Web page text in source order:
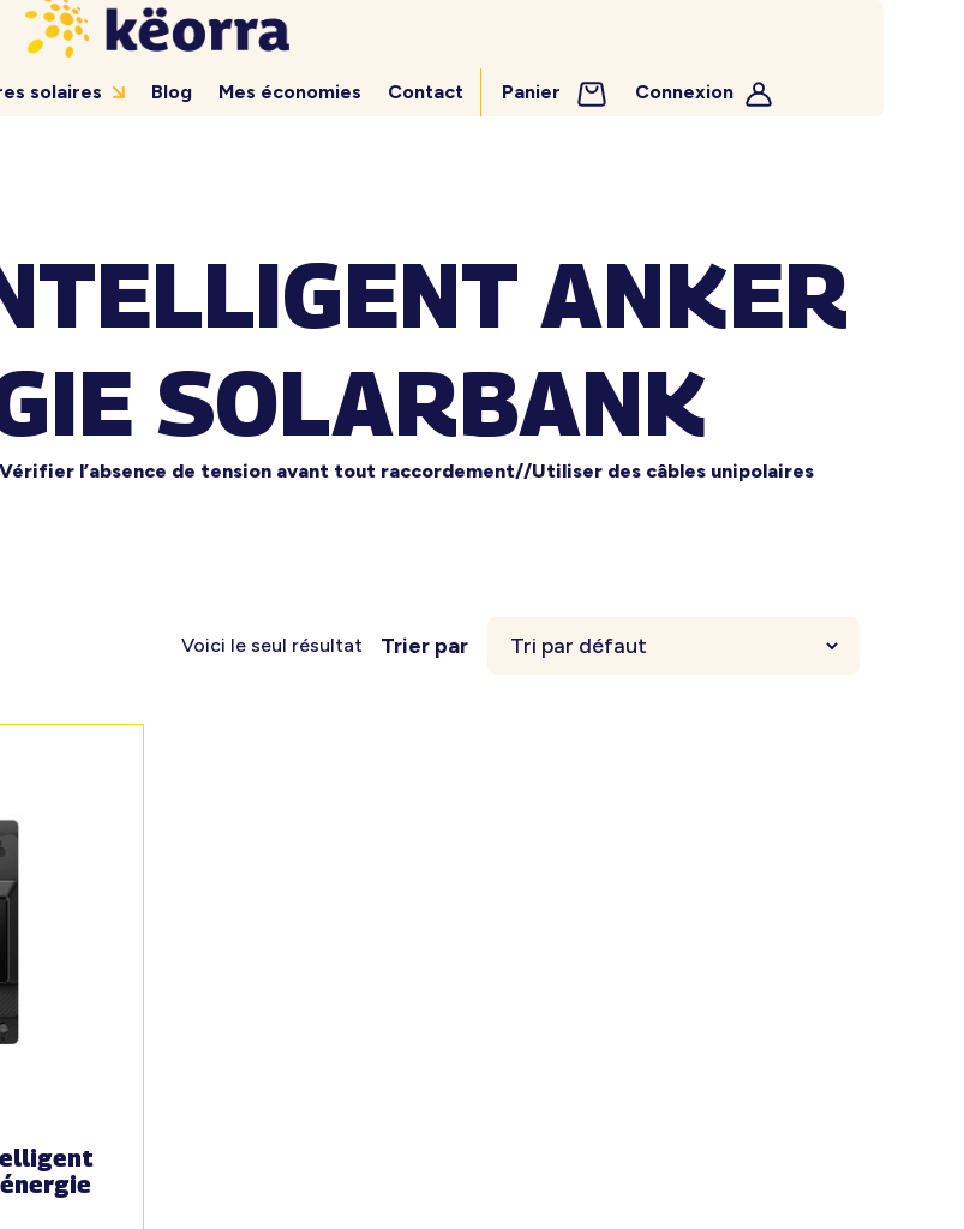
solaires Blog Mes économies Contact Panier Connexion
ANKER
SOLARBANK
l’absence de tension avant tout raccordement//Utiliser des câbles unipolaires
Voici le seul résultat Trier par